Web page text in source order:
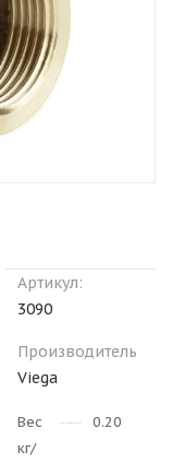
Артикул:
3090
Производитель
Viega
Вес
кг/
0.208